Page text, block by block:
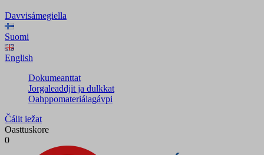
Davvisámegiella
Suomi
English
Dokumeanttat
Jorgaleaddjit ja dulkkat
Oahppomateriálagávpi
Čálit iežat
Oasttuskore
0